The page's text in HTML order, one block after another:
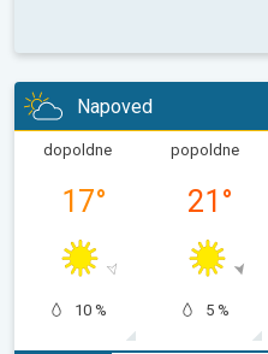
Napoved
dopoldne
17°
10 %
popoldne
21 °
5 %